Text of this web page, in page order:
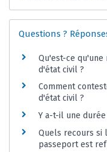
Questions ?
Qu'est-ce qu'une
d'état civil ?
Comment
d'état civil ?
Y a-t-il une
Quels recours si
passeport est